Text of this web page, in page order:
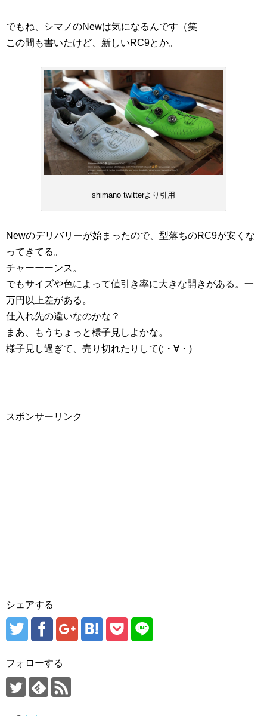
でもね、シマノのNewは気になるんです（笑
この間も書いたけど、新しいRC9とか。
shimano twitterより引用
Newのデリバリーが始まったので、型落ちのRC9が安くな
ってきてる。
チャーーーンス。
でもサイズや色によって値引き率に大きな開きがある。一
万円以上差がある。
仕入れ先の違いなのかな？
まあ、もうちょっと様子見しよかな。
様子見し過ぎて、売り切れたりして(;・∀・)
スポンサーリンク
シェアする
フォローする